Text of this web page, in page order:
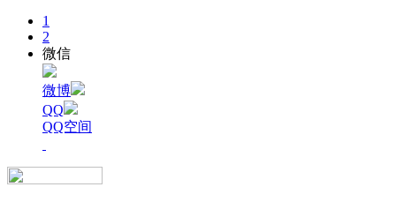
1
2
微信
微博
QQ
QQ空间